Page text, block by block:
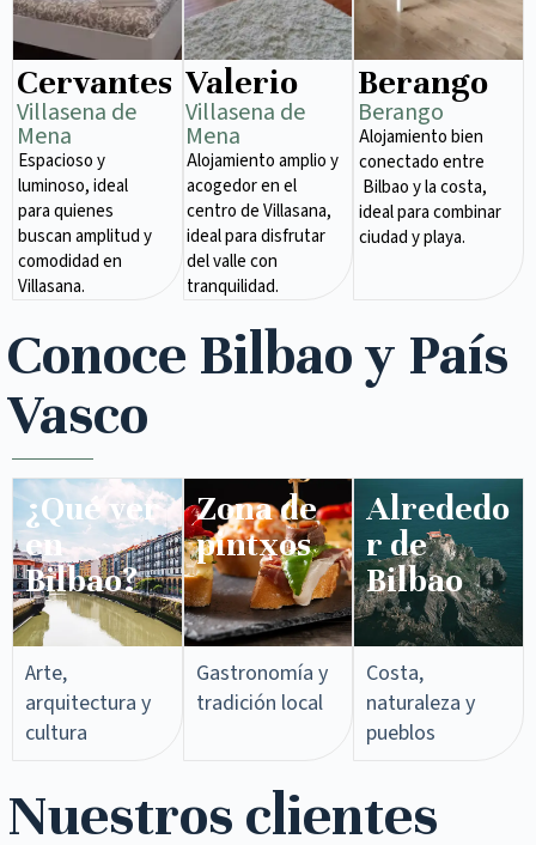
Cervantes
Villasena de
Mena​
Espacioso y
luminoso, ideal
para quienes
buscan amplitud y
comodidad en
Villasana.
Valerio
Villasena de
Mena​
Alojamiento amplio y
acogedor en el
centro de Villasana,
ideal para disfrutar
del valle con
tranquilidad.
Berango
Berango
Alojamiento bien
conectado entre
Bilbao y la costa,
ideal para combinar
ciudad y playa.
Conoce Bilbao y País
Vasco
¿Qué ver
en
Bilbao?
Arte,
arquitectura y
cultura
Zona de
pintxos​
Gastronomía y
tradición local
Alrededo
r de
Bilbao
Costa,
naturaleza y
pueblos
Nuestros clientes